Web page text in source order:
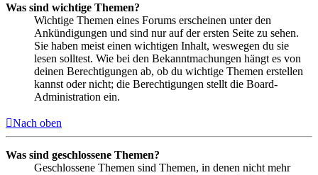
Was sind wichtige Themen?
Wichtige Themen eines Forums erscheinen unter den
Ankündigungen und sind nur auf der ersten Seite zu sehen.
Sie haben meist einen wichtigen Inhalt, weswegen du sie
lesen solltest. Wie bei den Bekanntmachungen hängt es von
deinen Berechtigungen ab, ob du wichtige Themen erstellen
kannst oder nicht; die Berechtigungen stellt die Board-
Administration ein.
Nach oben
Was sind geschlossene Themen?
Geschlossene Themen sind Themen, in denen nicht mehr